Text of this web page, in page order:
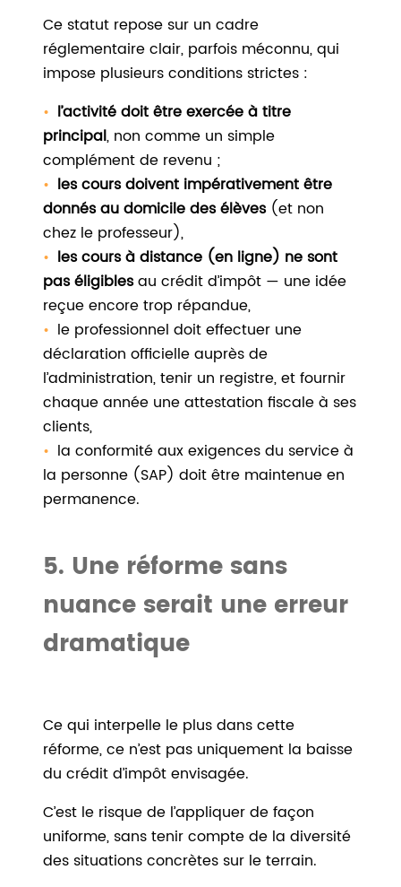
Ce statut repose sur un cadre
réglementaire clair, parfois méconnu, qui
impose plusieurs conditions strictes :
l’activité doit être exercée à titre
principal, non comme un simple
complément de revenu ;
les cours doivent impérativement être
donnés au domicile des élèves(et non
chez le professeur),
les cours à distance (en ligne) ne sont
pas éligiblesau crédit d’impôt — une idée
reçue encore trop répandue,
le professionnel doit effectuer une
déclaration officielle auprès de
l’administration, tenir un registre, et fournir
chaque année une attestation fiscale à ses
clients,
la conformité aux exigences du service à
la personne (SAP) doit être maintenue en
permanence.
5. Une réforme sans
nuance serait une erreur
dramatique
Ce qui interpelle le plus dans cette
réforme, ce n’est pas uniquement la baisse
du crédit d’impôt envisagée.
C’est le risque de l’appliquer de façon
uniforme, sans tenir compte de la diversité
des situations concrètes sur le terrain.